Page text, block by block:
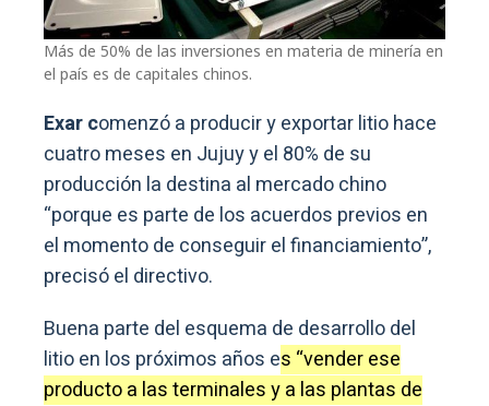
Más de 50% de las inversiones en materia de minería en
el país es de capitales chinos.
Exar comenzó a producir y exportar litio hace
cuatro meses en Jujuy y el 80% de su
producción la destina al mercado chino
“porque es parte de los acuerdos previos en
el momento de conseguir el financiamiento”,
precisó el directivo.
Buena parte del esquema de desarrollo del
litio en los próximos años es “vender ese
producto a las terminales y a las plantas de